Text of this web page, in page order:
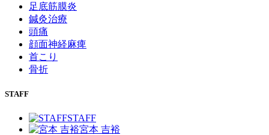
足底筋膜炎
鍼灸治療
頭痛
顔面神経麻痺
首こり
骨折
STAFF
STAFF
宮本 吉裕